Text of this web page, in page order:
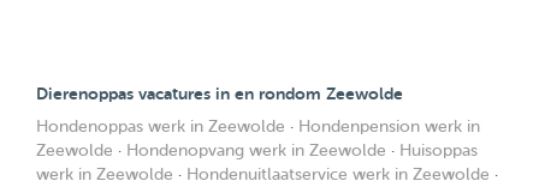
Dierenoppas vacatures in en rondom Zeewolde
Hondenoppas werk in Zeewolde · Hondenpension werk in
Zeewolde · Hondenopvang werk in Zeewolde · Huisoppas
werk in Zeewolde · Hondenuitlaatservice werk in Zeewolde ·